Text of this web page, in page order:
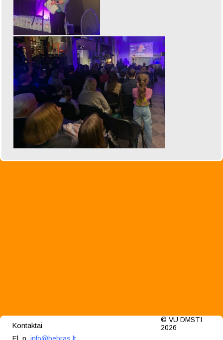
© VU DMSTI
2026
Kontaktai